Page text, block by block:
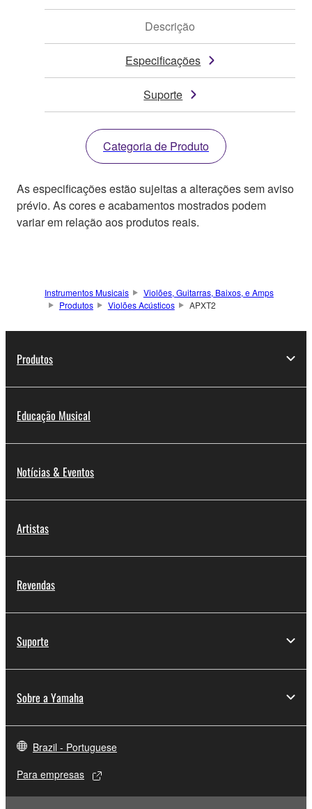
Descrição
Especificações
Suporte
Categoria de Produto
As especificações estão sujeitas a alterações sem aviso
prévio. As cores e acabamentos mostrados podem
variar em relação aos produtos reais.
Instrumentos Musicais
Violões, Guitarras, Baixos, e Amps
Produtos
Violões Acústicos APXT2
Produtos
Educação Musical
Notícias & Eventos
Artistas
Revendas
Suporte
Sobre a Yamaha
Brazil - Portuguese
Para empresas